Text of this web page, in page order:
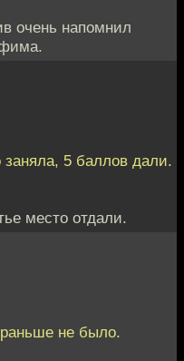
очень напомнил
5 баллов дали.
место отдали.
не было.